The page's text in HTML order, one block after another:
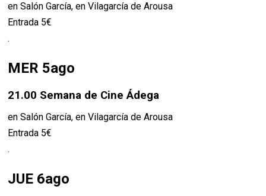
en Salón García, en Vilagarcía de Arousa
Entrada 5€
.
MER 5ago
21.00 Semana de Cine Ádega
en Salón García, en Vilagarcía de Arousa
Entrada 5€
.
JUE 6ago